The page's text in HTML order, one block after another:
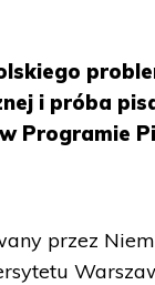
i próba
Programie
przez